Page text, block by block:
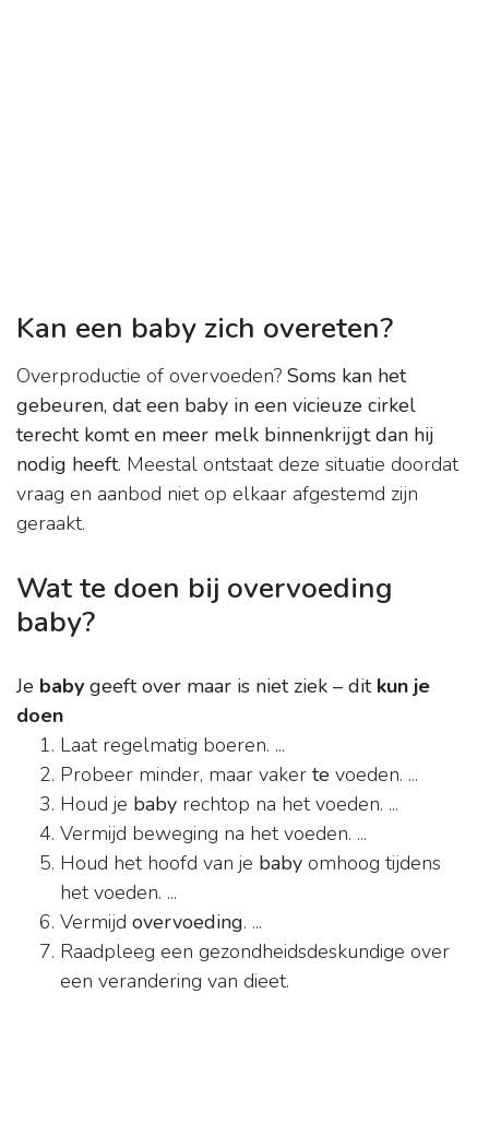
Kan een baby zich overeten?
Overproductie of overvoeden? Soms kan het
gebeuren, dat een baby in een vicieuze cirkel
terecht komt en meer melk binnenkrijgt dan hij
nodig heeft. Meestal ontstaat deze situatie doordat
vraag en aanbod niet op elkaar afgestemd zijn
geraakt.
Wat te doen bij overvoeding
baby?
Je baby geeft over maar is niet ziek – dit kun je
doen
Laat regelmatig boeren. ...
Probeer minder, maar vaker te voeden. ...
Houd je baby rechtop na het voeden. ...
Vermijd beweging na het voeden. ...
Houd het hoofd van je baby omhoog tijdens
het voeden. ...
Vermijd overvoeding. ...
Raadpleeg een gezondheidsdeskundige over
een verandering van dieet.